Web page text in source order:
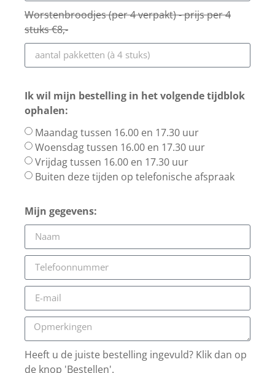
Worstenbroodjes (per 4 verpakt) - prijs per 4
stuks €8,-
Ik wil mijn bestelling in het volgende tijdblok
ophalen:
Maandag tussen 16.00 en 17.30 uur
Woensdag tussen 16.00 en 17.30 uur
Vrijdag tussen 16.00 en 17.30 uur
Buiten deze tijden op telefonische afspraak
Mijn gegevens:
Heeft u de juiste bestelling ingevuld? Klik dan op
de knop 'Bestellen'.